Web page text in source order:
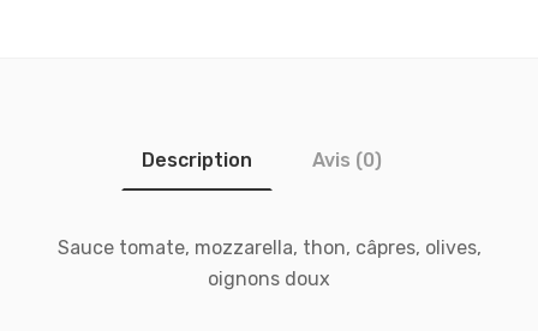
Description Avis (0)
Sauce tomate, mozzarella, thon, câpres, olives,
oignons doux